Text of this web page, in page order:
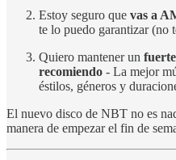
Estoy seguro que vas a
te lo puedo garantizar (no
Quiero mantener un
recomiendo - La mejor
éstilos, géneros y
El nuevo disco de NBT no es
manera de empezar el fin de